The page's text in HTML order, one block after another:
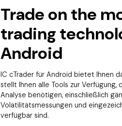
Trade on the
trading
Android
IC cTrader für Android bietet Ihnen
stellt Ihnen alle Tools zur
Analyse benötigen, einschließlich
Volatilitätsmessungen und
verfügbar sind.